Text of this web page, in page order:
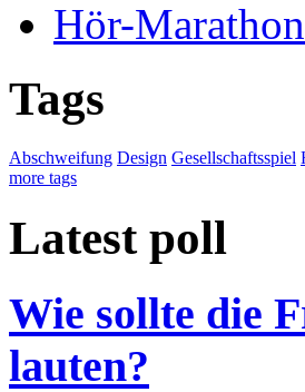
Hör-
Tags
Abschweifung Design Gesellschaftsspiel
more tags
Latest poll
Wie sollte die
lauten?